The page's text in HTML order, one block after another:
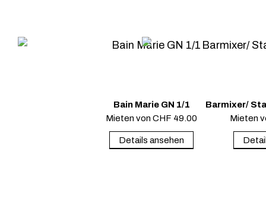
Bain Marie GN 1/1
Mieten von CHF 49.00
Details ansehen
Barmixer/
Mieten